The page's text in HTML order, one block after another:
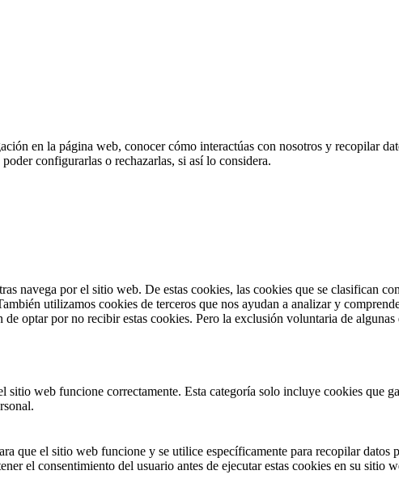
en la página web, conocer cómo interactúas con nosotros y recopilar
configurarlas o rechazarlas, si así lo considera.
navega por el sitio web. De estas cookies, las cookies que se clasifican
utilizamos cookies de terceros que nos ayudan a analizar y
optar por no recibir estas cookies. Pero la exclusión voluntaria de
sitio web funcione correctamente. Esta categoría solo incluye cookies que
que el sitio web funcione y se utilice específicamente para recopilar datos
el consentimiento del usuario antes de ejecutar estas cookies en su sitio